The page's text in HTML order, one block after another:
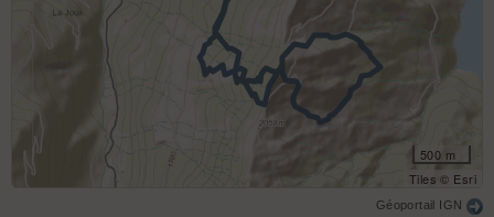
500 m
Tiles © Esri
Géoportail IGN